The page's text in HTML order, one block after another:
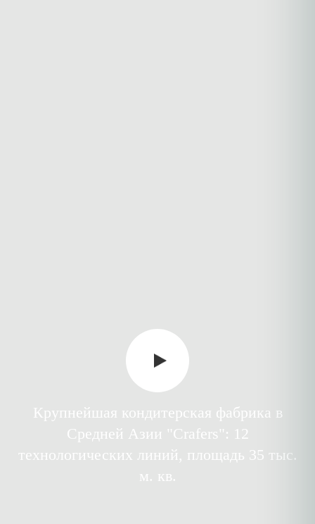
Крупнейшая кондитерская фабрика в
Средней Азии "Crafers": 12
технологических линий, площадь 35 тыс.
м. кв.